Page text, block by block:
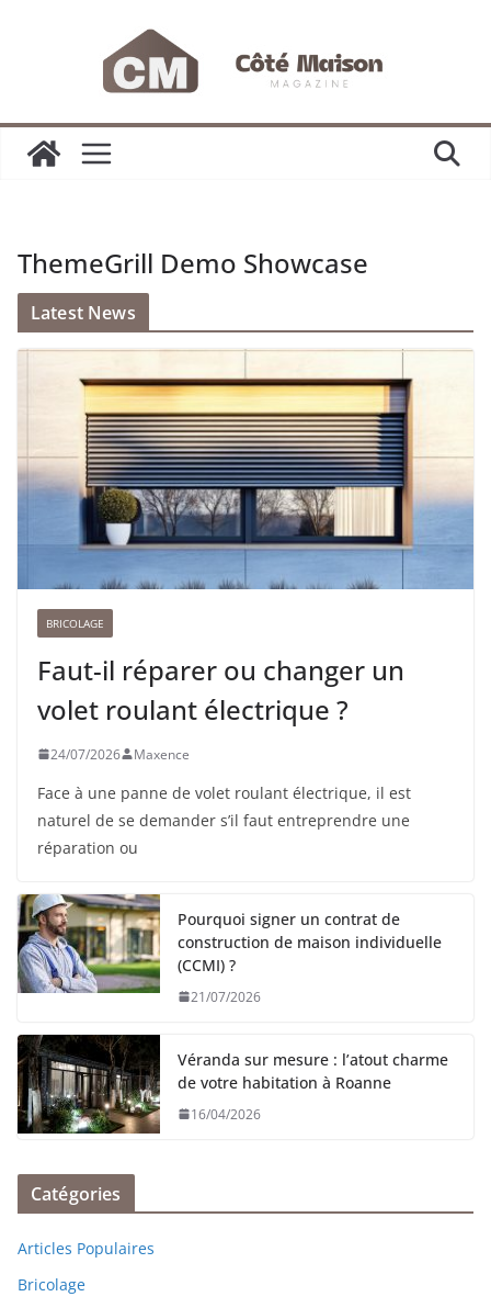
ThemeGrill Demo Showcase
Latest News
BRICOLAGE
Faut-il réparer ou changer un
volet roulant électrique ?
24/07/2026 Maxence
Face à une panne de volet roulant électrique, il est
naturel de se demander s’il faut entreprendre une
réparation ou
Pourquoi signer un contrat de
construction de maison individuelle
(CCMI) ?
21/07/2026
Véranda sur mesure : l’atout charme
de votre habitation à Roanne
16/04/2026
Catégories
Articles Populaires
Bricolage